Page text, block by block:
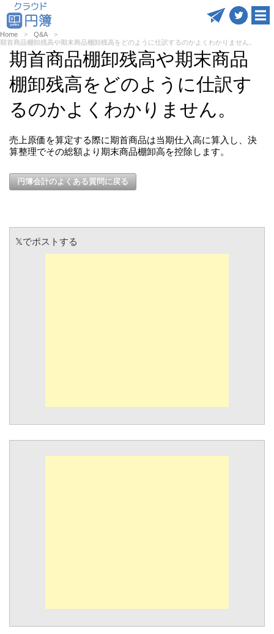
Home
Q&A
期首商品棚卸残高や期末商品棚卸残高をどのように仕訳するのかよくわかりません。
期首商品棚卸残高や期末商品
棚卸残高をどのように仕訳す
るのかよくわかりません。
売上原価を算定する際に期首商品は当期仕入高に算入し、決
算整理でその総額より期末商品棚卸高を控除します。
円簿会計のよくある質問に戻る
𝕏でポストする